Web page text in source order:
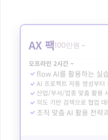
AX 팩100만원 ~
오프라인 2시간 ~
flow AI를 활용하는 실
AI 프로젝트 자동 생성부터
산업/부서/업종 맞춤 활용
의도 기반 검색으로 협업
조직 맞춤 AI 활용 전략